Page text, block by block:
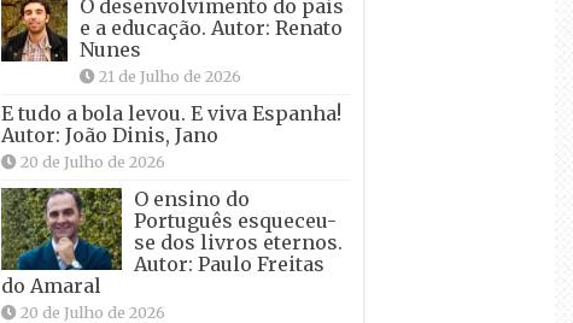
O desenvolvimento do país
e a educação. Autor: Renato
Nunes
21 de Julho de 2026
E tudo a bola levou. E viva Espanha!
Autor: João Dinis, Jano
20 de Julho de 2026
O ensino do
Português esqueceu-
se dos livros eternos.
Autor: Paulo Freitas
do Amaral
20 de Julho de 2026